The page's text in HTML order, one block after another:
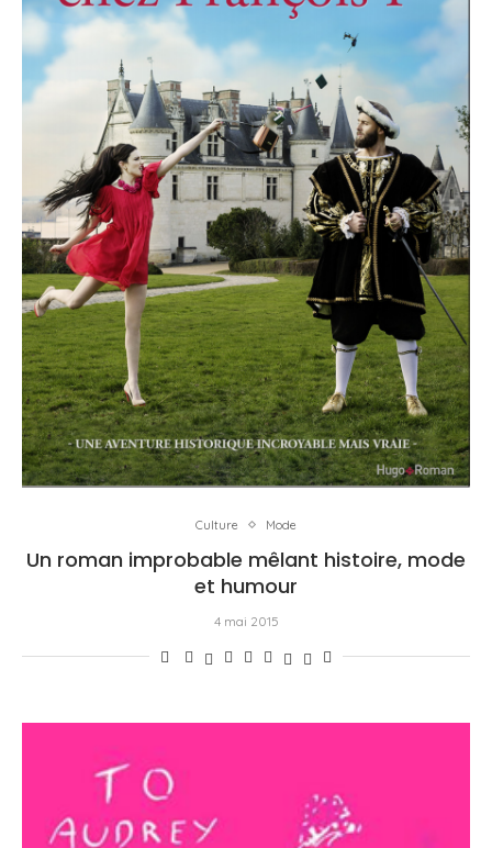
Culture Mode
Un roman improbable mêlant histoire, mode
et humour
4 mai 2015